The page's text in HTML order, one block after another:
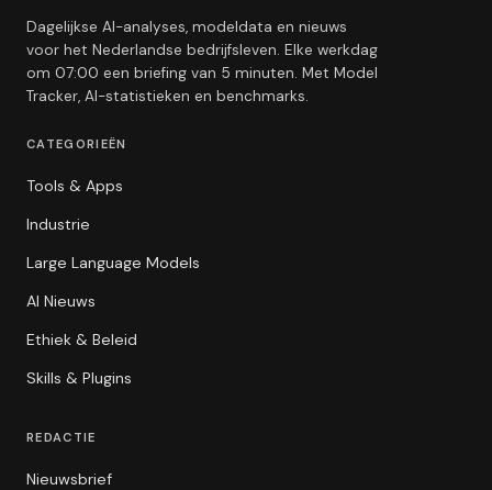
Dagelijkse AI-analyses, modeldata en nieuws
voor het Nederlandse bedrijfsleven. Elke werkdag
om 07:00 een briefing van 5 minuten. Met Model
Tracker, AI-statistieken en benchmarks.
CATEGORIEËN
Tools & Apps
Industrie
Large Language Models
AI Nieuws
Ethiek & Beleid
Skills & Plugins
REDACTIE
Nieuwsbrief